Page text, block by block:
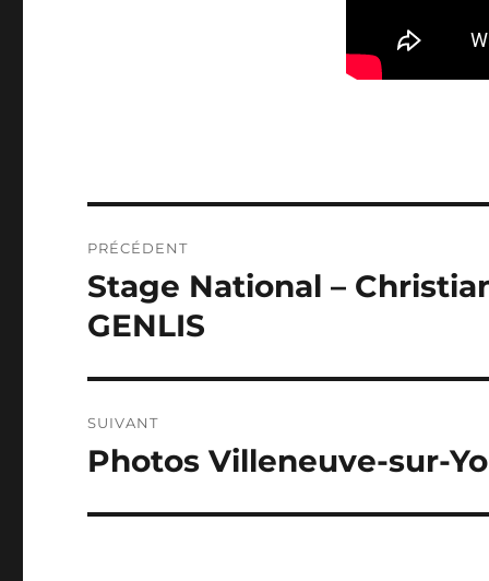
de
l’article
PRÉCÉDENT
Publication
précédente :
Stage National –
GENLIS
SUIVANT
Publication
Photos Villeneuve-sur-